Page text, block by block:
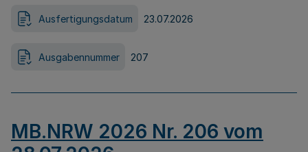
Ausfertigungsdatum 23.07.2026
Ausgabennummer 207
MB.NRW 2026 Nr. 206 vom